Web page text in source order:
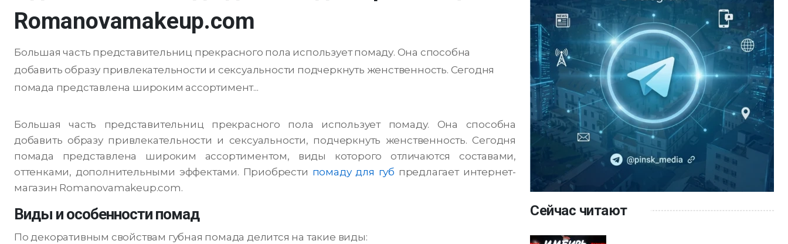
Romanovamakeup.com
Большая часть представительниц прекрасного пола использует помаду. Она способна
добавить образу привлекательности и сексуальности подчеркнуть женственность. Сегодня
помада представлена широким ассортимент...
Большая часть представительниц прекрасного пола использует помаду. Она способна
добавить образу привлекательности и сексуальности, подчеркнуть женственность. Сегодня
помада представлена широким ассортиментом, виды которого отличаются составами,
оттенками, дополнительными эффектами. Приобрести помаду для губ предлагает интернет-
магазин Romanovamakeup.com.
Виды и особенности помад
По декоративным свойствам губная помада делится на такие виды:
Сейчас читают